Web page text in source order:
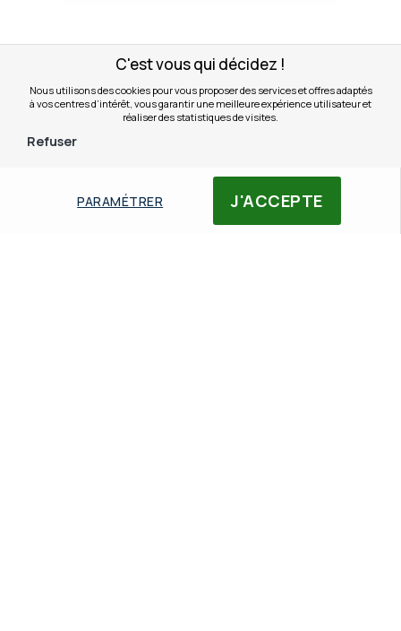
LE CONTENU
4. Adaptez votre contenu
à votre audience
Créer un contenu pertinent commence par une
J'ACCEPTE
PARAMÉTRER
C'est vous qui décidez !
Nous utilisons des cookies pour vous proposer des services et offres adaptés
à vos centres d’intérêt, vous garantir une meilleure expérience utilisateur et
réaliser des statistiques de visites.
Refuser